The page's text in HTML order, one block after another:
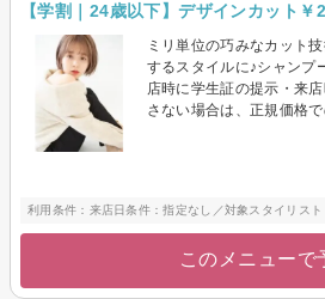
【学割｜24歳以下】デザインカット￥
ミリ単位の巧みなカット
するスタイルに♪シャンプ
店時に学生証の提示・来
さない場合は、正規価格
利用条件：来店日条件：指定なし／対象スタイリスト
このメニューで